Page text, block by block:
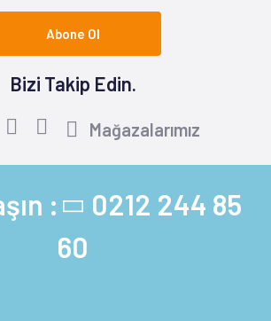
Abone Ol
Bizi Takip Edin.
Mağazalarımız
: 0212 244 85
60